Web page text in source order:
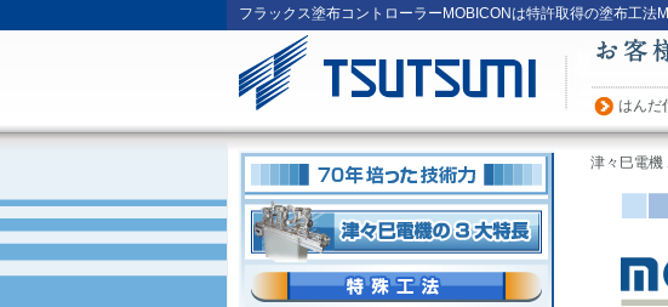
フラックス塗布コントローラーMOBICONは特許取得の塗布工法
はんだ
津々巳電機
60年培った技術
はんだ付け特殊